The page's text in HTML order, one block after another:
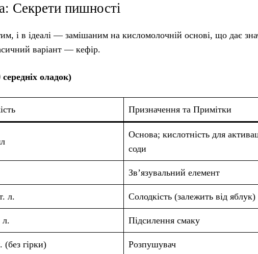
Секрети пишності
і в ідеалі — замішаним на кисломолочній основі, що дає
варіант — кефір.
оладок)
Призначення та Примітки
Основа; кислотність для
соди
Зв’язувальний елемент
л. Солодкість (залежить від яблук)
л. Підсилення смаку
(без гірки) Розпушувач